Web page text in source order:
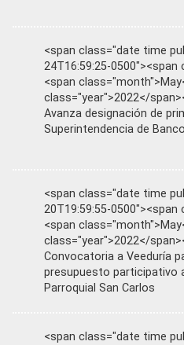
<span class="date time
24T16:59:25-0500"><span
<span
class="year">2022</
Avanza designación de
Superintendencia de
<span class="date time
20T19:59:55-0500"><span
<span
class="year">2022</
Convocatoria a Veeduría
presupuesto participativo
Parroquial San Carlos
<span class="date time